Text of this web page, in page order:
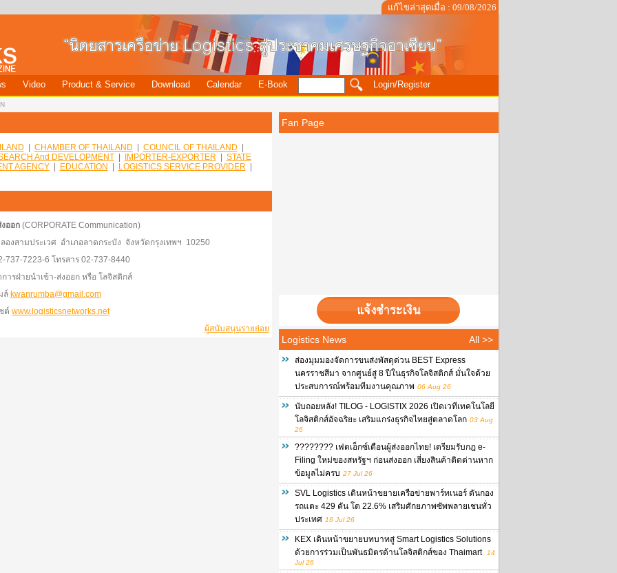
แก้ไขล่าสุดเมื่อ : 09/08/2026
Video Product & Service Download Calendar E-Book Login/Register
CHAMBER OF THAILAND COUNCIL OF THAILAND
And DEVELOPMENT| IMPORTER-EXPORTER
STATE
AGENCY| EDUCATION LOGISTICS SERVICE PROVIDER
ออก (CORPORATE Communication)
งสามประเวศ อำเภอลาดกระบัง จังหวัดกรุงเทพฯ 10250
737-7223-6 โทรสาร 02-737-8440
ารฝ่ายนำเข้า-ส่งออก หรือ โลจิสติกส์
ล์ kwanrumba@gmail.com
ต์ www.logisticsnetworks.net
ผู้สนับสนุนรายย่อย
Fan Page
Logistics News All >>
ส่องมุมมองจัดการขนส่งพัสดุด่วน BEST Express
นครราชสีมา จากศูนย์สู่ 8 ปีในธุรกิจโลจิสติกส์ มั่นใจด้วย
ประสบการณ์พร้อมทีมงานคุณภาพ 06 Aug 26
นับถอยหลัง! TILOG - LOGISTIX 2026 เปิดเวทีเทคโนโลยี
โลจิสติกส์อัจฉริยะ เสริมแกร่งธุรกิจไทยสู่ตลาดโลก 03 Aug
26
???????? เฟดเอ็กซ์เตือนผู้ส่งออกไทย! เตรียมรับกฎ e-
Filing ใหม่ของสหรัฐฯ ก่อนส่งออก เสี่ยงสินค้าติดด่านหาก
ข้อมูลไม่ครบ 27 Jul 26
SVL Logistics เดินหน้าขยายเครือข่ายพาร์ทเนอร์ ดันกอง
รถแตะ 429 คัน โต 22.6% เสริมศักยภาพซัพพลายเชนทั่ว
ประเทศ 16 Jul 26
KEX เดินหน้าขยายบทบาทสู่ Smart Logistics Solutions
ด้วยการร่วมเป็นพันธมิตรด้านโลจิสติกส์ของ Thaimart
14
Jul 26